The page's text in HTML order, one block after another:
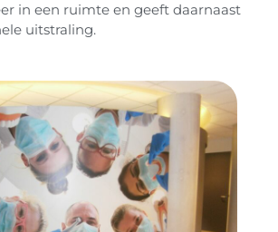
in een ruimte en geeft daarnaast
uitstraling.